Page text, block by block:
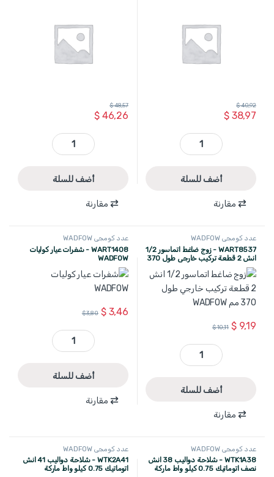
$38,97
$40,92
WYC0140 - زحافة سيارة 36 انش قياس 95×45 ×10 وزن 8.5 كغ منجدة مع اسفنج+ امكانية التحكم بالطول والارتفاع WADFOW quantity
أضف للسلة
مقارنة
$46,26
$48,57
WNC1531 - زحافة سيارة حمل 130 كغ مع مساحة تخزين WADFOW quantity
أضف للسلة
مقارنة
عدد كومجي WADFOW
WART8537 - زوج ضاغط اتماسور 1/2
انش 2 قطعة تركيب خارجي طول 370
مم WADFOW
$9,19
$10,11
WART8537 - زوج ضاغط اتماسور 1/2 انش 2 قطعة تركيب خارجي طول 370 مم WADFOW quantity
أضف للسلة
مقارنة
عدد كومجي WADFOW
WART1408 - شفرات عيار كوليات
WADFOW
$3,46
$3,80
WART1408 - شفرات عيار كوليات WADFOW quantity
أضف للسلة
مقارنة
عدد كومجي WADFOW
WTK1A38 - شلاحة دواليب 38 انش
نصف اتوماتيك 0.75 كيلو واط ماركة
عدد كومجي WADFOW
WTK2A41 - شلاحة دواليب 41 انش
اتوماتيك 0.75 كيلو واط ماركة